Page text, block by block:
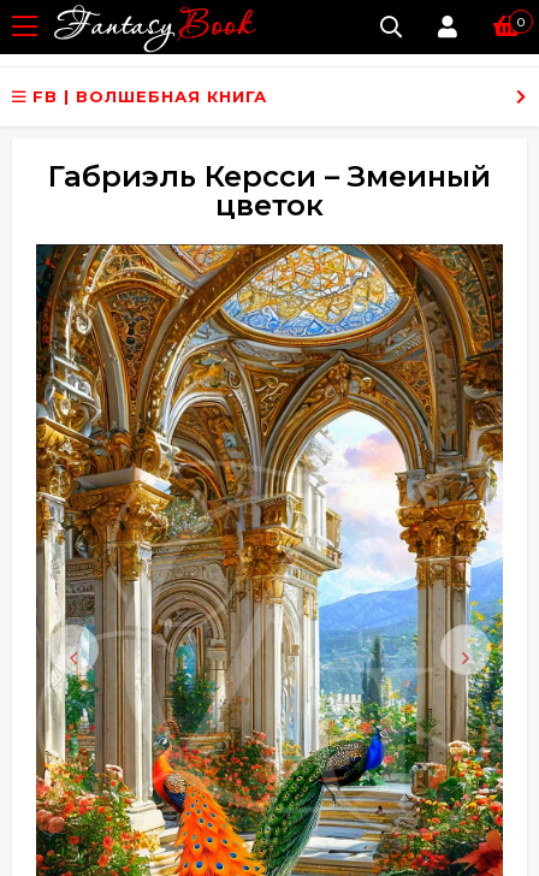
0
FB | ВОЛШЕБНАЯ КНИГА
Габриэль Керсси – Змеиный
цветок